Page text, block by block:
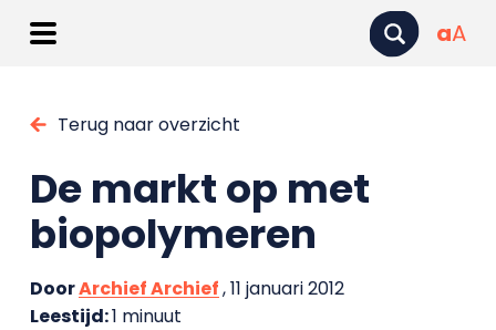
aA
Terug naar overzicht
De markt op met
biopolymeren
DoorArchief Archief, 11 januari 2012
Leestijd:1 minuut